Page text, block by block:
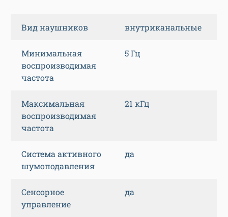
Вид наушников внутриканальные
Минимальная
воспроизводимая
частота
5 Гц
Максимальная
воспроизводимая
частота
21 кГц
Система активного
шумоподавления
да
Сенсорное
управление
да